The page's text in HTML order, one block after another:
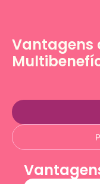
Vantagens